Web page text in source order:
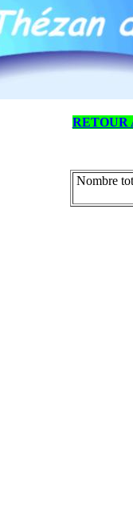
RETOUR
Nombre